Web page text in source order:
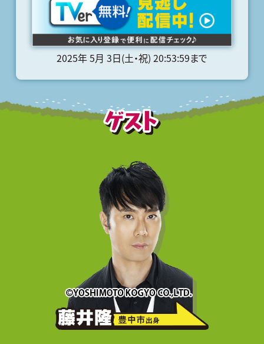
2025年 5月 3日(土・祝) 20:53:59まで